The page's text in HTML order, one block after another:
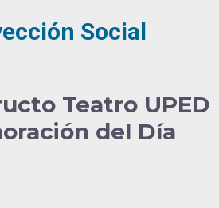
Social
Teatro UPED
del Día